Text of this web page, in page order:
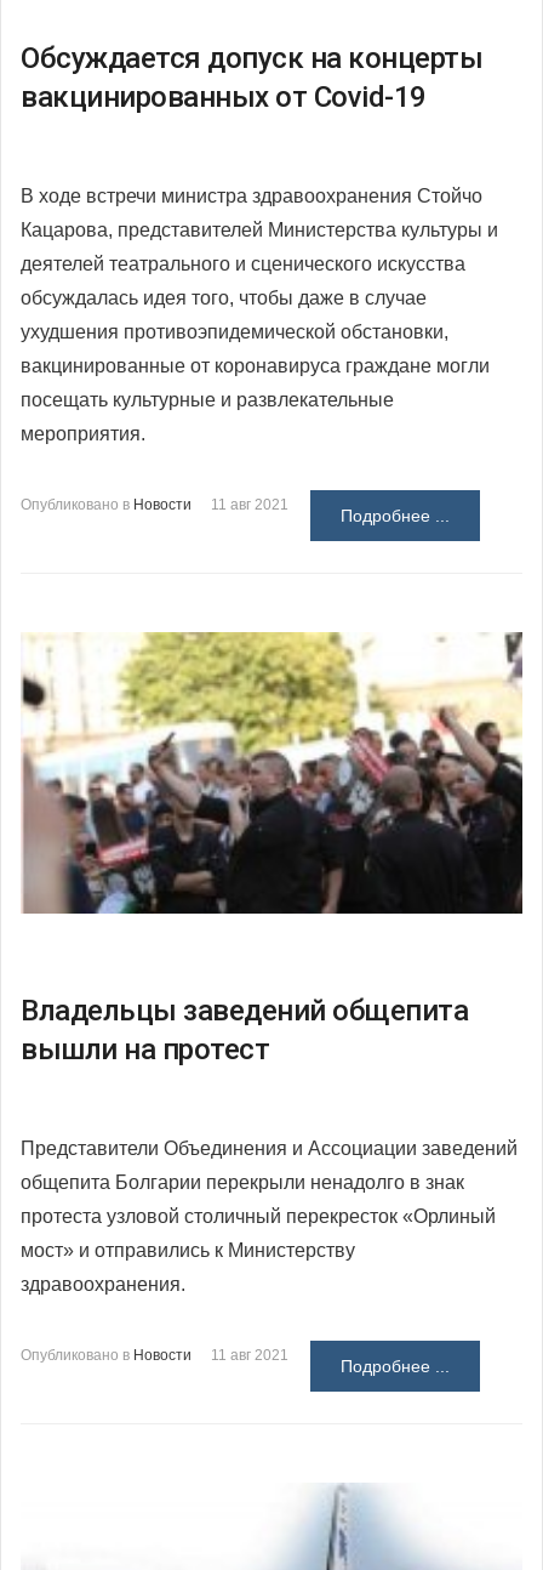
Обсуждается допуск на концерты
вакцинированных от Covid-19
В ходе встречи министра здравоохранения Стойчо
Кацарова, представителей Министерства культуры и
деятелей театрального и сценического искусства
обсуждалась идея того, чтобы даже в случае
ухудшения противоэпидемической обстановки,
вакцинированные от коронавируса граждане могли
посещать культурные и развлекательные
мероприятия.
Опубликовано в Новости 11 авг 2021
Подробнее ...
Владельцы заведений общепита
вышли на протест
Представители Объединения и Ассоциации заведений
общепита Болгарии перекрыли ненадолго в знак
протеста узловой столичный перекресток «Орлиный
мост» и отправились к Министерству
здравоохранения.
Опубликовано в Новости 11 авг 2021
Подробнее ...